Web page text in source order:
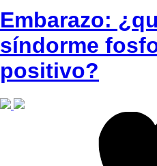
Embarazo:
síndorme
positivo?